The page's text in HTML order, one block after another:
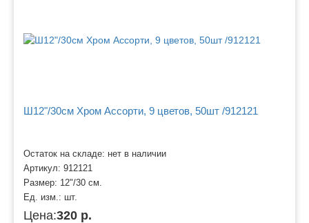
Ш12"/30см Хром Ассорти, 9 цветов, 50шт /912121
Остаток на складе: нет в наличии
Артикул: 912121
Размер: 12"/30 см.
Ед. изм.: шт.
Цена:320 р.